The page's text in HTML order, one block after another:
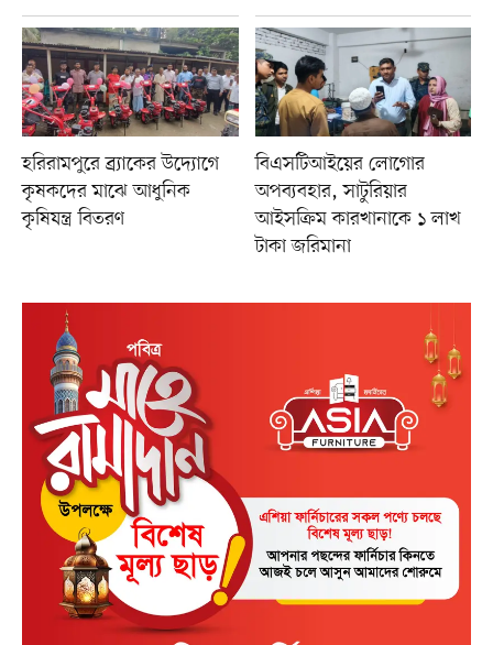
হরিরামপুরে ব্র্যাকের উদ্যোগে
কৃষকদের মাঝে আধুনিক
কৃষিযন্ত্র বিতরণ
বিএসটিআইয়ের লোগোর
অপব্যবহার, সাটুরিয়ার
আইসক্রিম কারখানাকে ১ লাখ
টাকা জরিমানা